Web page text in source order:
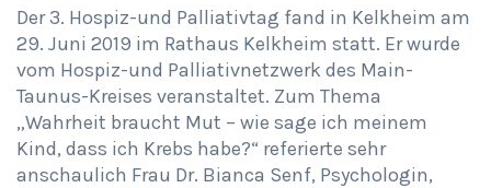
Der 3. Hospiz-und Palliativtag fand in Kelkheim am
29. Juni 2019 im Rathaus Kelkheim statt. Er wurde
vom Hospiz-und Palliativnetzwerk des Main-
Taunus-Kreises veranstaltet. Zum Thema
„Wahrheit braucht Mut – wie sage ich meinem
Kind, dass ich Krebs habe?“ referierte sehr
anschaulich Frau Dr. Bianca Senf, Psychologin,